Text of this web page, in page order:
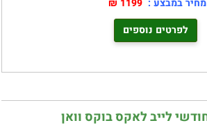
מחיר במבצע :1199 ₪
לפרטים נוספים